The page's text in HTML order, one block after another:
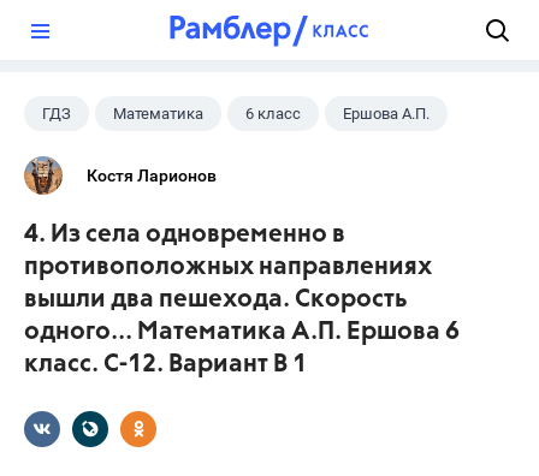
ГДЗ Математика 6 класс Ершова А.П.
Костя Ларионов
4. Из села одновременно в
противоположных направлениях
вышли два пешехода. Скорость
одного... Математика А.П. Ершова 6
класс. С-12. Вариант В 1